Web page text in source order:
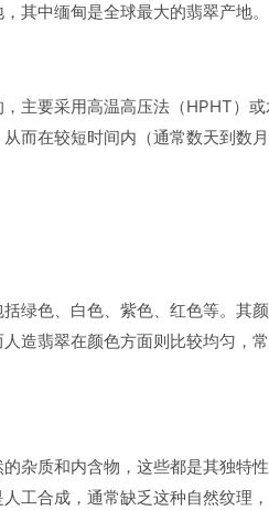
其中缅甸是全球最大的翡翠产地。
主要采用高温高压法（HPHT）
而在较短时间内（通常数天到数
绿色、白色、紫色、红色等。其
造翡翠在颜色方面则比较均匀，
杂质和内含物，这些都是其独特
工合成，通常缺乏这种自然纹理，